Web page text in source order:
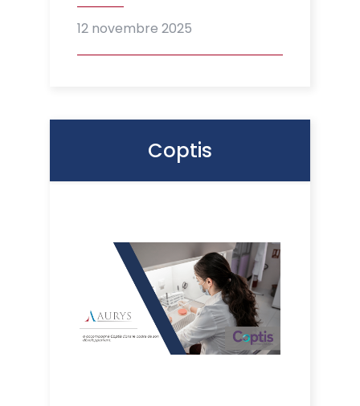
12 novembre 2025
Coptis